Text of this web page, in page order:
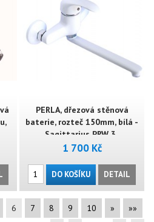
PERLA, dřezová stěnová
baterie, rozteč 150mm, bílá -
Sagittarius PRW 3..
1 700 Kč
DO KOŠÍKU DETAIL
6 7 8 9 10 » »»